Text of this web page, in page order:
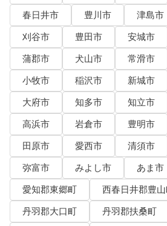
春日井市
豊川市 津島市
刈谷市
豊田市 安城市
蒲郡市
犬山市 常滑市
小牧市
稲沢市 新城市
大府市
知多市 知立市
高浜市
岩倉市 豊明市
田原市
愛西市 清須市
弥富市
みよし市 あま市
愛知郡東郷町
西春日井郡豊
丹羽郡大口町
丹羽郡扶桑町